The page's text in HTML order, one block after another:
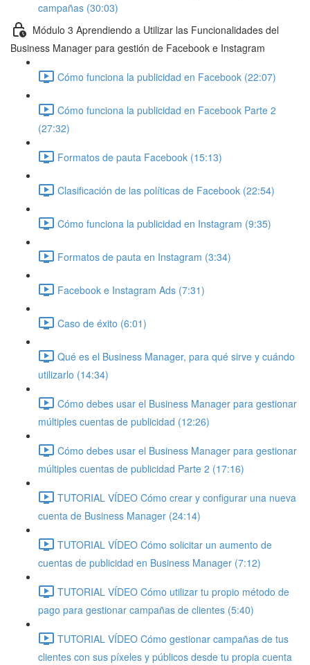
campañas (30:03)
Módulo 3 Aprendiendo a Utilizar las Funcionalidades del
Business Manager para gestión de Facebook e Instagram
Cómo funciona la publicidad en Facebook (22:07)
Cómo funciona la publicidad en Facebook Parte 2
(27:32)
Formatos de pauta Facebook (15:13)
Clasificación de las políticas de Facebook (22:54)
Cómo funciona la publicidad en Instagram (9:35)
Formatos de pauta en Instagram (3:34)
Facebook e Instagram Ads (7:31)
Caso de éxito (6:01)
Qué es el Business Manager, para qué sirve y cuándo
utilizarlo (14:34)
Cómo debes usar el Business Manager para gestionar
múltiples cuentas de publicidad (12:26)
Cómo debes usar el Business Manager para gestionar
múltiples cuentas de publicidad Parte 2 (17:16)
TUTORIAL VÍDEO Cómo crear y configurar una nueva
cuenta de Business Manager (24:14)
TUTORIAL VÍDEO Cómo solicitar un aumento de
cuentas de publicidad en Business Manager (7:12)
TUTORIAL VÍDEO Cómo utilizar tu propio método de
pago para gestionar campañas de clientes (5:40)
TUTORIAL VÍDEO Cómo gestionar campañas de tus
clientes con sus píxeles y públicos desde tu propia cuenta